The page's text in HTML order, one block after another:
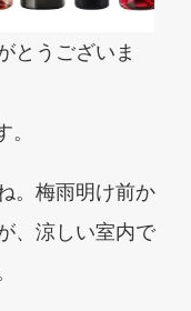
とうございま
。梅雨明け前か
、涼しい室内で